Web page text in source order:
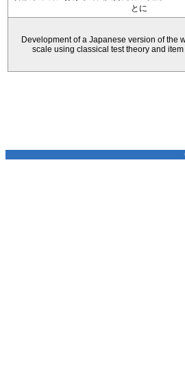
とに
Development of a Japanese version of the
scale using classical test theory and